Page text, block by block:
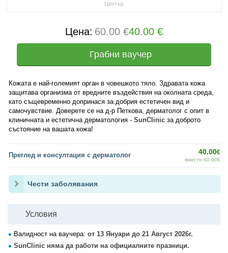
Център
Цена: 60.00 €40.00 €
Грабни ваучер
Кожата е най-големият орган в човешкото тяло. Здравата кожа
защитава организма от вредните въздействия на околната среда,
като същевременно допринася за добрия естетичен вид и
самочувствие. Доверете се на д-р Петкова, дерматолог с опит в
клиничната и естетична дерматология - SunClinic за доброто
състояние на вашата кожа!
Преглед и консултация с дерматолог 40.00€
вместо 60.00€
Чести заболявания
Условия
Валидност на ваучера: от 13 Януари до 21 Август 2026г.
SunClinic няма да работи на официалните празници.